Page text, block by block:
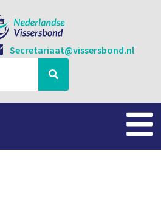
Secretariaat@vissersbond.nl